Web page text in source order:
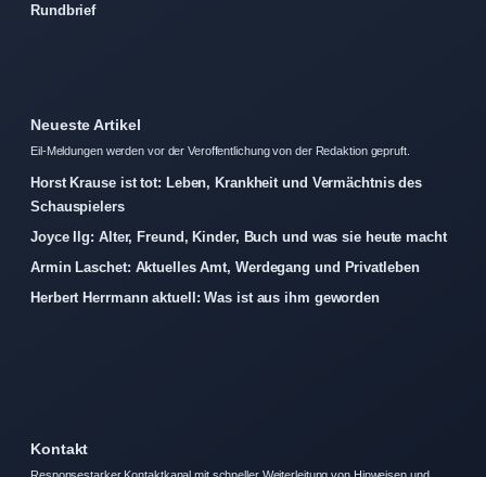
Rundbrief
Neueste Artikel
Eil-Meldungen werden vor der Veroffentlichung von der Redaktion gepruft.
Horst Krause ist tot: Leben, Krankheit und Vermächtnis des
Schauspielers
Joyce Ilg: Alter, Freund, Kinder, Buch und was sie heute macht
Armin Laschet: Aktuelles Amt, Werdegang und Privatleben
Herbert Herrmann aktuell: Was ist aus ihm geworden
Kontakt